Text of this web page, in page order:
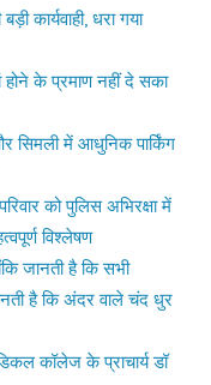
कार्यवाही, धरा गया
होने के प्रमाण नहीं दे सका
सिमली में आधुनिक पार्किंग
को पुलिस अभिरक्षा में
विश्लेषण
जानती है कि सभी
है कि अंदर वाले चंद धुर
कॉलेज के प्राचार्य डॉ